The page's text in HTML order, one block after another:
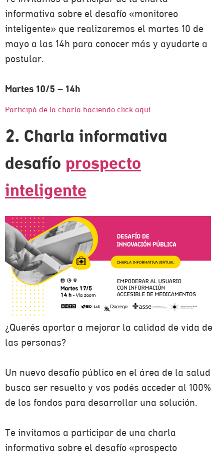
informativa sobre el desafío «monitoreo
inteligente» que realizaremos el martes 10 de
mayo a las 14h para conocer más y ayudarte a
postular.
Martes 10/5 – 14h
Participá de la charla haciendo click aquí
2. Charla informativa
desafío prospecto
inteligente
¿Querés aportar a mejorar la calidad de vida de
las personas?
Un nuevo desafío público en el área de la salud
busca ser resuelto y vos podés acceder al 100%
de los fondos para desarrollar una solución.
Te invitamos a participar de una charla
informativa sobre el desafío «prospecto